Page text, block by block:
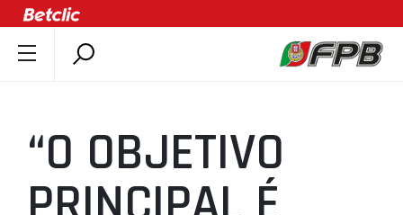
ÚLTIMAS
COMPETIÇÕES
“O OBJETIVO